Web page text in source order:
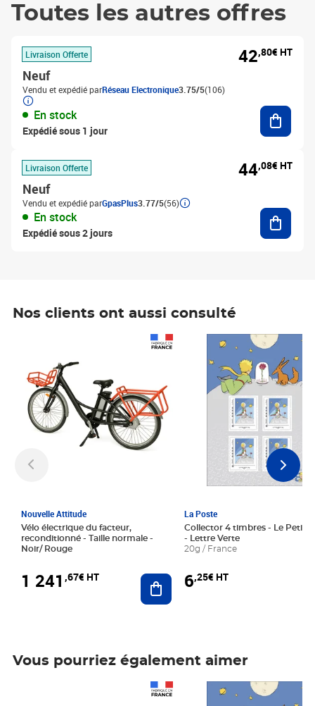
Toutes les autres offres
Livraison Offerte
Neuf
Vendu et expédié parRéseau Electronique3.75/5(106)
En stock
Expédié sous 1 jour
42,80€ HT
Livraison Offerte
Neuf
Vendu et expédié parGpasPlus3.77/5(56)
En stock
Expédié sous 2 jours
44,08€ HT
Nos clients ont aussi consulté
Nouvelle Attitude
Vélo électrique du facteur,
reconditionné - Taille normale -
Noir/ Rouge
1 241 ,67€ HT Ajouter au panier
La Poste
Collector 4 timbres - Le Petit
- Lettre Verte
20g / France
6,25€ HT
Prix 6,25€ HT
Vous pourriez également aimer
Prix 6,25€ HT